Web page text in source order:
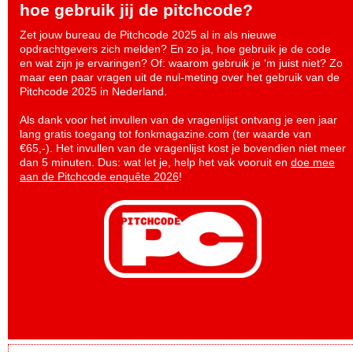
hoe gebruik jij de pitchcode?
Zet jouw bureau de Pitchcode 2025 al in als nieuwe
opdrachtgevers zich melden? En zo ja, hoe gebruik je de code
en wat zijn je ervaringen? Of: waarom gebruik je ‘m juist niet? Zo
maar een paar vragen uit de nul-meting over het gebruik van de
Pitchcode 2025 in Nederland.
Als dank voor het invullen van de vragenlijst ontvang je een jaar
lang gratis toegang tot fonkmagazine.com (ter waarde van
€65,-). Het invullen van de vragenlijst kost je bovendien niet meer
dan 5 minuten. Dus: wat let je, help het vak vooruit en doe mee
aan de Pitchcode enquête 2026!